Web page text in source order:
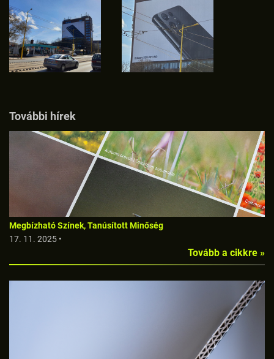
További hírek
Megbízható Színek, Tanúsított Minőség
17. 11. 2025 •
Tovább a cikkre »